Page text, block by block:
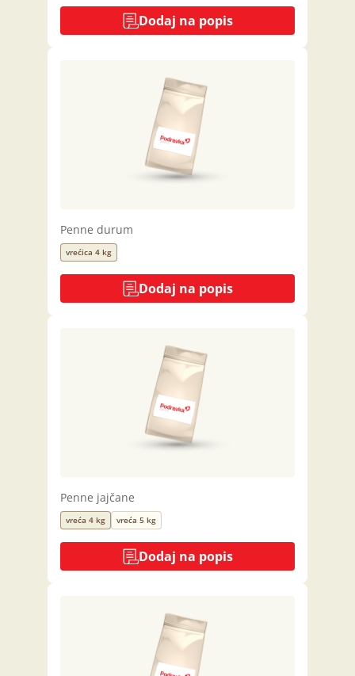
Dodaj na popis
Penne durum
vrećica 4 kg
Dodaj na popis
Penne jajčane
vreća 4 kg vreća 5 kg
Dodaj na popis